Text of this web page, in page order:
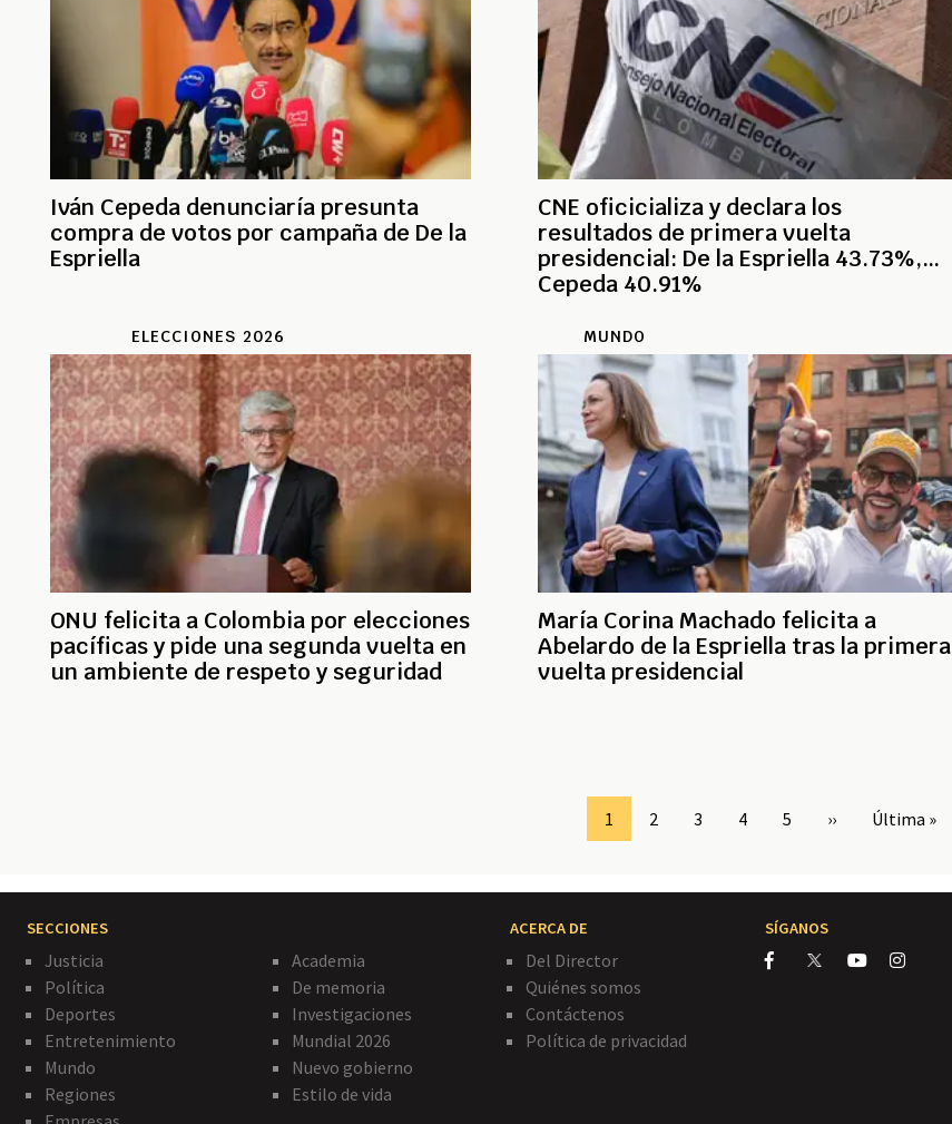
Iván Cepeda denunciaría presunta
compra de votos por campaña de De la
Espriella
CNE oficicializa y declara los
resultados de primera vuelta
presidencial: De la Espriella 43.73%,
Cepeda 40.91%
ELECCIONES 2026
ONU felicita a Colombia por elecciones
pacíficas y pide una segunda vuelta en
un ambiente de respeto y seguridad
MUNDO
María Corina Machado felicita a
Abelardo de la Espriella tras la primera
vuelta presidencial
Page
1 Page
2 Page
3 Page
4 Page
5
Siguiente
››
Última
Última »
SECCIONES
Justicia
Política
Deportes
Entretenimiento
Mundo
Regiones
Academia
De memoria
Investigaciones
Mundial 2026
Nuevo gobierno
Estilo de vida
ACERCA DE
Del Director
Quiénes somos
Contáctenos
Política de privacidad
SÍGANOS